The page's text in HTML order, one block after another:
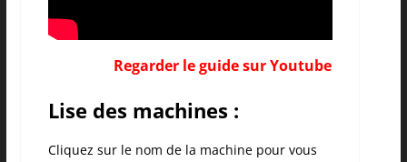
Regarder le guide sur Youtube
Lise des machines :
Cliquez sur le nom de la machine pour vous